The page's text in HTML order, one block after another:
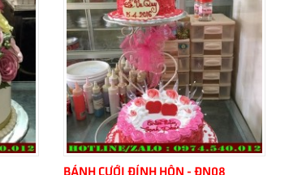
BÁNH CƯỚI ĐÍNH HÔN - ĐN08